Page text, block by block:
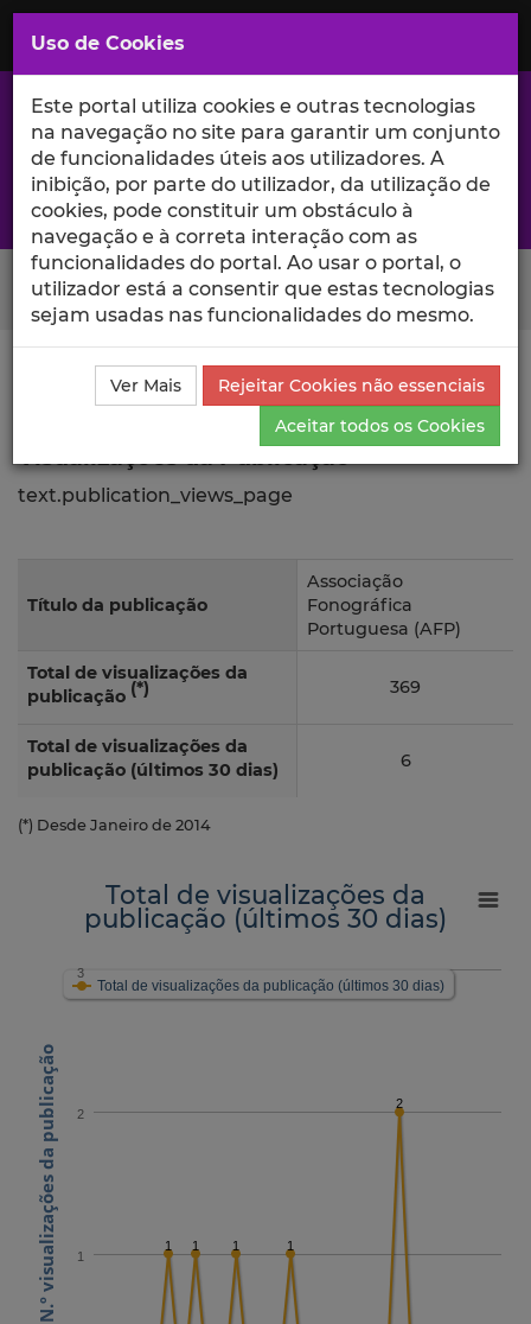
Saltar
para
Conteúdo
Principal
A excelência da investigação e ciência no Iscte
Search Button
Ciência_Iscte Publicações
Descrição Detalhada da
Publicação
Visualizações
text.publication_views_page
Título da publicação
Associação
Fonográfica
Portuguesa (AFP)
Total de visualizações da
publicação (*) 369
Total de visualizações da
publicação (últimos 30 dias)
6
(*) Desde Janeiro de 2014
N.º visualizações da publicação
Total de visualizações da
publicação (últimos 30 dias)
1 1 1 1
2
Total de visualizações da publicação (últimos 30 dias)
1
2
3
Uso de Cookies
Este portal utiliza cookies e outras tecnologias
na navegação no site para garantir um conjunto
de funcionalidades úteis aos utilizadores. A
inibição, por parte do utilizador, da utilização de
cookies, pode constituir um obstáculo à
navegação e à correta interação com as
funcionalidades do portal. Ao usar o portal, o
utilizador está a consentir que estas tecnologias
sejam usadas nas funcionalidades do mesmo.
Ver Mais
Rejeitar Cookies não essenciais
Aceitar todos os Cookies